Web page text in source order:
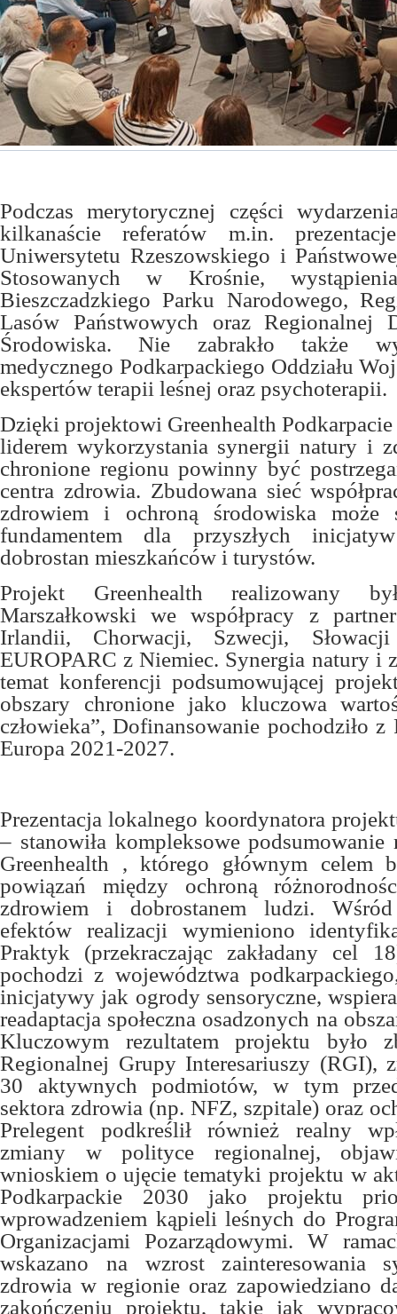
Podczas merytorycznej części
kilkanaście referatów m.in.
Uniwersytetu Rzeszowskiego i
Stosowanych w Krośnie,
Bieszczadzkiego Parku Narodowego,
Lasów Państwowych oraz Regionalnej
Środowiska. Nie zabrakło także
medycznego Podkarpackiego Oddziału
ekspertów terapii leśnej oraz psychoterapii.
Dzięki projektowi Greenhealth Podkarpacie
liderem wykorzystania synergii natury i
chronione regionu powinny być
centra zdrowia. Zbudowana sieć
zdrowiem i ochroną środowiska może
fundamentem dla przyszłych
dobrostan mieszkańców i turystów.
Projekt Greenhealth realizowany
Marszałkowski we współpracy z
Irlandii, Chorwacji, Szwecji,
EUROPARC z Niemiec. Synergia natury i
temat konferencji podsumowującej
obszary chronione jako kluczowa
człowieka”, Dofinansowanie pochodziło z
Europa 2021-2027.
Prezentacja lokalnego koordynatora
– stanowiła kompleksowe
Greenhealth , którego głównym celem
powiązań między ochroną
zdrowiem i dobrostanem ludzi. Wśród
efektów realizacji wymieniono
Praktyk (przekraczając zakładany cel
pochodzi z województwa
inicjatywy jak ogrody sensoryczne,
readaptacja społeczna osadzonych na
Kluczowym rezultatem projektu było
Regionalnej Grupy Interesariuszy (RGI),
30 aktywnych podmiotów, w tym
sektora zdrowia (np. NFZ, szpitale) oraz
Prelegent podkreślił również realny
zmiany w polityce regionalnej,
wnioskiem o ujęcie tematyki projektu w
Podkarpackie 2030 jako projektu
wprowadzeniem kąpieli leśnych do
Organizacjami Pozarządowymi. W
wskazano na wzrost zainteresowania
zdrowia w regionie oraz zapowiedziano
zakończeniu projektu, takie jak